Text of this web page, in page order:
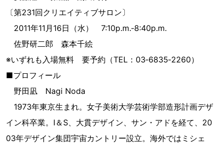
〔第231回クリエイティブサロン〕
2011年11月16日（水） 7:10p.m.‐8:40p.m.
佐野研二郎 森本千絵
※いずれも入場無料 要予約（TEL：03‐6835‐2260）
■プロフィール
野田凪 Nagi Noda
1973年東京生まれ。女子美術大学芸術学部造形計画デザ
イン科卒業。I＆S、大貫デザイン、サン・アドを経て、20
03年デザイン集団宇宙カントリー設立。海外ではミシェ